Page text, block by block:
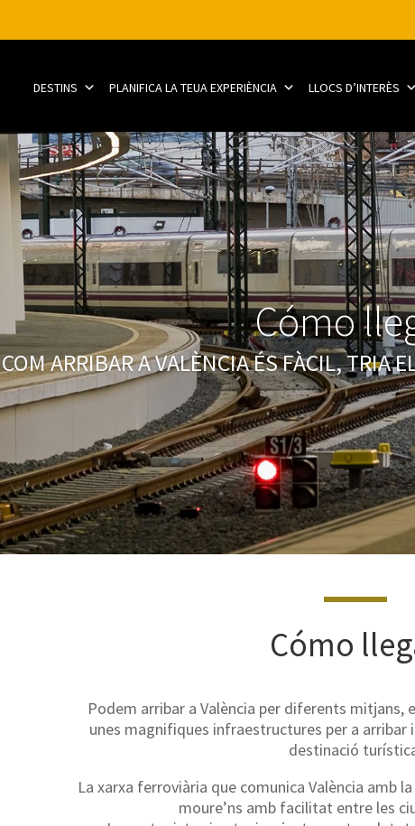
DESTINS PLANIFICA LA TEUA EXPERIÈNCIA LLOCS D’INTERÈS
Cómo
COM ARRIBAR A VALÈNCIA ÉS FÀCIL, TRIA
Cómo
Podem arribar a València per diferents
unes magnifiques infraestructures per a arribar
destinació
La xarxa ferroviària que comunica València amb
moure’ns amb facilitat entre les